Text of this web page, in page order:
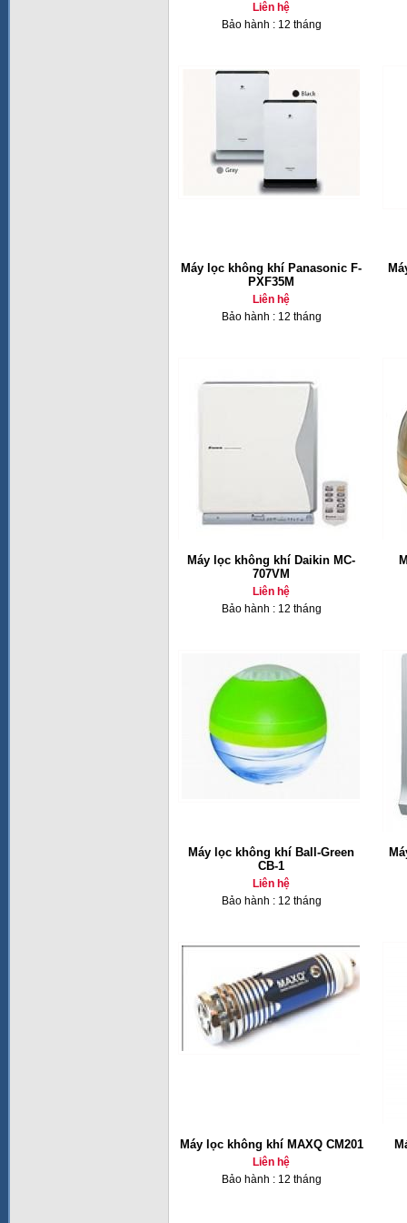
Liên hệ
Bảo hành : 12 tháng
Máy lọc không khí Panasonic F-
PXF35M
Liên hệ
Bảo hành : 12 tháng
Máy lọc không khí Daikin MC-
707VM
Liên hệ
Bảo hành : 12 tháng
Máy lọc không khí Ball-Green
CB-1
Liên hệ
Bảo hành : 12 tháng
Máy lọc không khí MAXQ CM201
Liên hệ
Bảo hành : 12 tháng